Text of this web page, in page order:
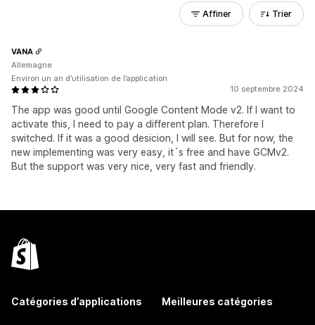
Affiner Trier
10 septembre 2024
The app was good until Google Content Mode v2. If I want to
activate this, I need to pay a different plan. Therefore I
switched. If it was a good desicion, I will see. But for now, the
new implementing was very easy, it´s free and have GCMv2.
But the support was very nice, very fast and friendly.
VANA
Allemagne
Environ un an d’utilisation de l’application
Catégories d’applications Meilleures catégories